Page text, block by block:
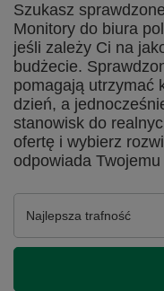
Szukasz
Monitory do biura
jeśli zależy Ci na
budżecie.
pomagają utrzymać
dzień, a
stanowisk do
ofertę i wybierz
odpowiada Twojemu
Zmień sortowanie
Najlepsza trafność